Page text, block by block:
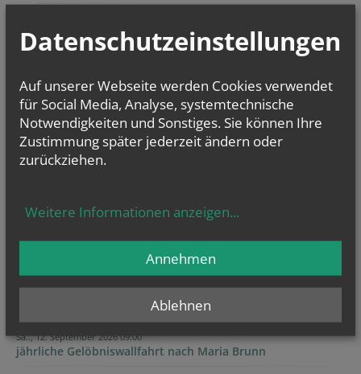
GOTTESDIENSTE
Joh 12, 24-26
Sa.., 12. September 2026 09:00
jährliche Gelöbniswallfahrt nach Maria Brunn
Datenschutzeinstellungen
Auf unserer Webseite werden Cookies verwendet
für Social Media, Analyse, systemtechnische
Notwendigkeiten und Sonstiges. Sie können Ihre
Zustimmung später jederzeit ändern oder
zurückziehen.
Weitere Informationen anzeigen...
Ablehnen
Annehmen